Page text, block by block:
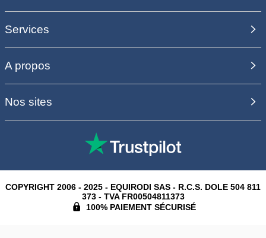
Services
A propos
Nos sites
COPYRIGHT 2006 - 2025 - EQUIRODI SAS - R.C.S. DOLE 504 811
373 - TVA FR00504811373
100% PAIEMENT SÉCURISÉ